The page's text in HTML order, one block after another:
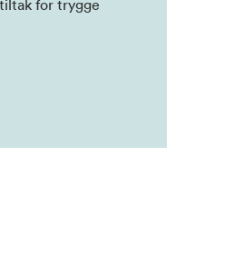
for trygge